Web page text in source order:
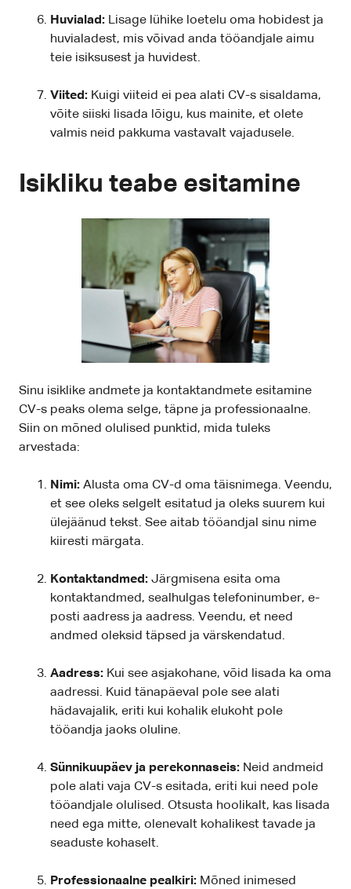
Huvialad: Lisage lühike loetelu oma hobidest ja
huvialadest, mis võivad anda tööandjale aimu
teie isiksusest ja huvidest.
Viited: Kuigi viiteid ei pea alati CV-s sisaldama,
võite siiski lisada lõigu, kus mainite, et olete
valmis neid pakkuma vastavalt vajadusele.
Isikliku teabe esitamine
Sinu isiklike andmete ja kontaktandmete esitamine
CV-s peaks olema selge, täpne ja professionaalne.
Siin on mõned olulised punktid, mida tuleks
arvestada:
Nimi: Alusta oma CV-d oma täisnimega. Veendu,
et see oleks selgelt esitatud ja oleks suurem kui
ülejäänud tekst. See aitab tööandjal sinu nime
kiiresti märgata.
Kontaktandmed: Järgmisena esita oma
kontaktandmed, sealhulgas telefoninumber, e-
posti aadress ja aadress. Veendu, et need
andmed oleksid täpsed ja värskendatud.
Aadress: Kui see asjakohane, võid lisada ka oma
aadressi. Kuid tänapäeval pole see alati
hädavajalik, eriti kui kohalik elukoht pole
tööandja jaoks oluline.
Sünnikuupäev ja perekonnaseis: Neid andmeid
pole alati vaja CV-s esitada, eriti kui need pole
tööandjale olulised. Otsusta hoolikalt, kas lisada
need ega mitte, olenevalt kohalikest tavade ja
seaduste kohaselt.
Professionaalne pealkiri: Mõned inimesed